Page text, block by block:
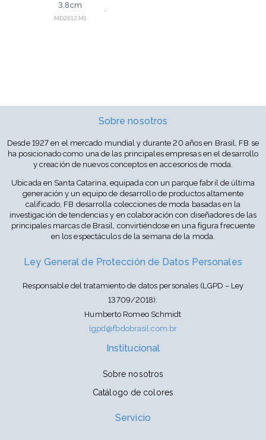
3,8cm
TEJA/BEIGE/MELOCOTÓN/SALMÓN
MD2612.M1
Sobre nosotros
Desde 1927 en el mercado mundial y durante 20 años en Brasil, FB se
ha posicionado como una de las principales empresas en el desarrollo
y creación de nuevos conceptos en accesorios de moda.
Ubicada en Santa Catarina, equipada con un parque fabril de última
generación y un equipo de desarrollo de productos altamente
calificado, FB desarrolla colecciones de moda basadas en la
investigación de tendencias y en colaboración con diseñadores de las
principales marcas de Brasil, convirtiéndose en una figura frecuente
en los espectáculos de la semana de la moda.
Ley General de Protección de Datos Personales
Responsable del tratamiento de datos personales (LGPD – Ley
13709/2018):
Humberto Romeo Schmidt
lgpd@fbdobrasil.com.br
Institucional
Sobre nosotros
Catálogo de colores
Servicio